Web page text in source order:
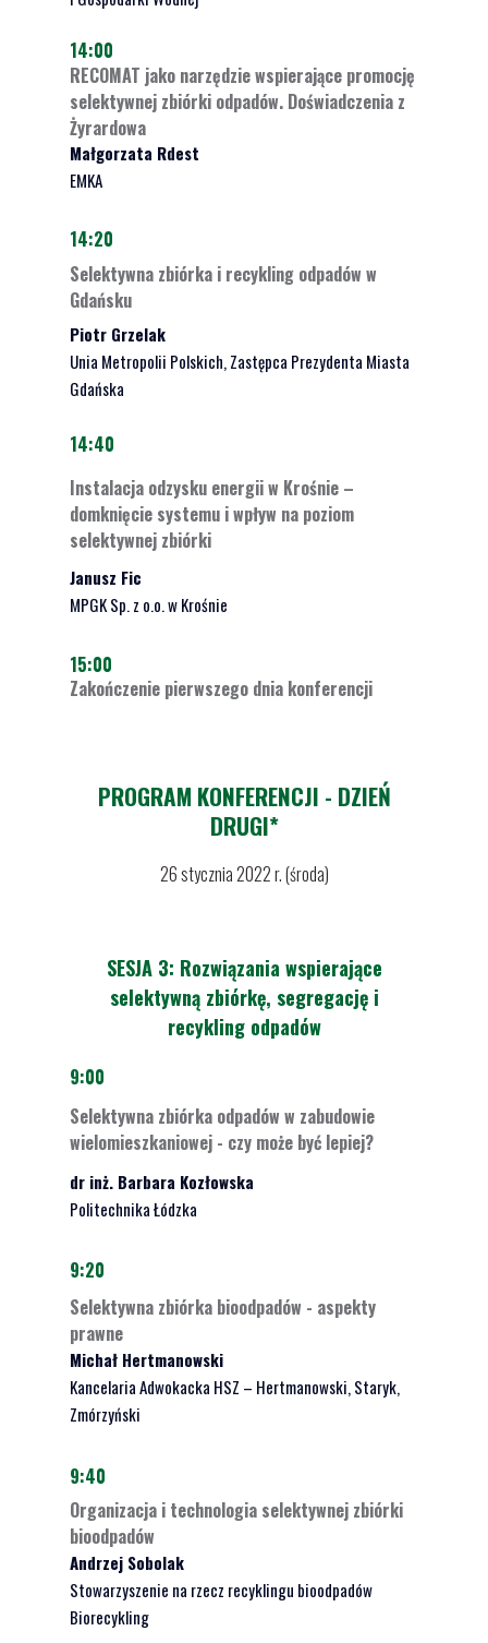
Małgorzata Rdest
EMKA
RECOMAT jako narzędzie wspierające promocję
selektywnej zbiórki odpadów. Doświadczenia z
Żyrardowa
14:00
Piotr Grzelak
Unia Metropolii Polskich, Zastępca Prezydenta Miasta
Gdańska
Selektywna zbiórka i recykling odpadów w
Gdańsku
14:20
Instalacja odzysku energii w Krośnie –
domknięcie systemu i wpływ na poziom
selektywnej zbiórki
Janusz Fic
MPGK Sp. z o.o. w Krośnie
14:40
26 stycznia 2022 r. (środa)
PROGRAM KONFERENCJI - DZIEŃ
DRUGI*
SESJA 3: Rozwiązania wspierające
selektywną zbiórkę, segregację i
recykling odpadów
9:00
dr inż. Barbara Kozłowska
Politechnika Łódzka
Selektywna zbiórka odpadów w zabudowie
wielomieszkaniowej - czy może być lepiej?
Michał Hertmanowski
Kancelaria Adwokacka HSZ – Hertmanowski, Staryk,
Zmórzyński
Selektywna zbiórka bioodpadów - aspekty
prawne
9:20
Andrzej Sobolak
Stowarzyszenie na rzecz recyklingu bioodpadów
Biorecykling
Organizacja i technologia selektywnej zbiórki
bioodpadów
9:40
Zakończenie pierwszego dnia konferencji
15:00